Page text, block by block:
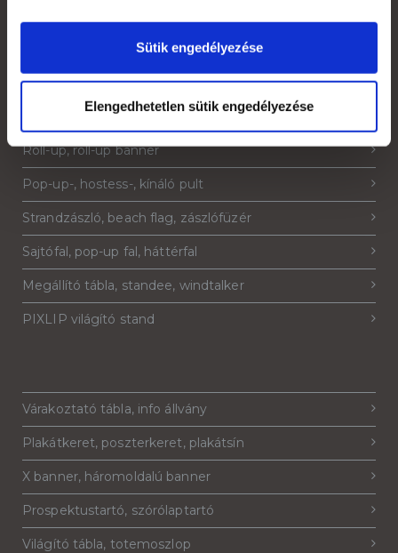
Sütik engedélyezése
Elengedhetetlen sütik engedélyezése
Adatkezelési tájékoztató
Termékeink
Roll-up, roll-up banner
Pop-up-, hostess-, kínáló pult
Strandzászló, beach flag, zászlófüzér
Sajtófal, pop-up fal, háttérfal
Megállító tábla, standee, windtalker
PIXLIP világító stand
Várakoztató tábla, info állvány
Plakátkeret, poszterkeret, plakátsín
X banner, háromoldalú banner
Prospektustartó, szórólaptartó
Világító tábla, totemoszlop